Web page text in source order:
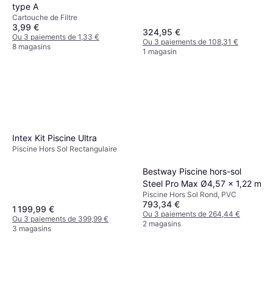
type A
Cartouche de Filtre
3,99 €
Ou 3 paiements de 1,33 €
8 magasins
324,95 €
Ou 3 paiements de 108,31 €
1 magasin
Intex Kit Piscine Ultra
Piscine Hors Sol Rectangulaire
1 199,99 €
Ou 3 paiements de 399,99 €
3 magasins
Bestway Piscine hors-sol
Steel Pro Max Ø4,57 x 1,22 m
Piscine Hors Sol Rond, PVC
793,34 €
Ou 3 paiements de 264,44 €
2 magasins